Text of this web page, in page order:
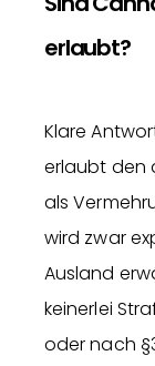
erlaubt?
Klare
erlaubt den
als
wird zwar
Ausland
keinerlei
oder nach